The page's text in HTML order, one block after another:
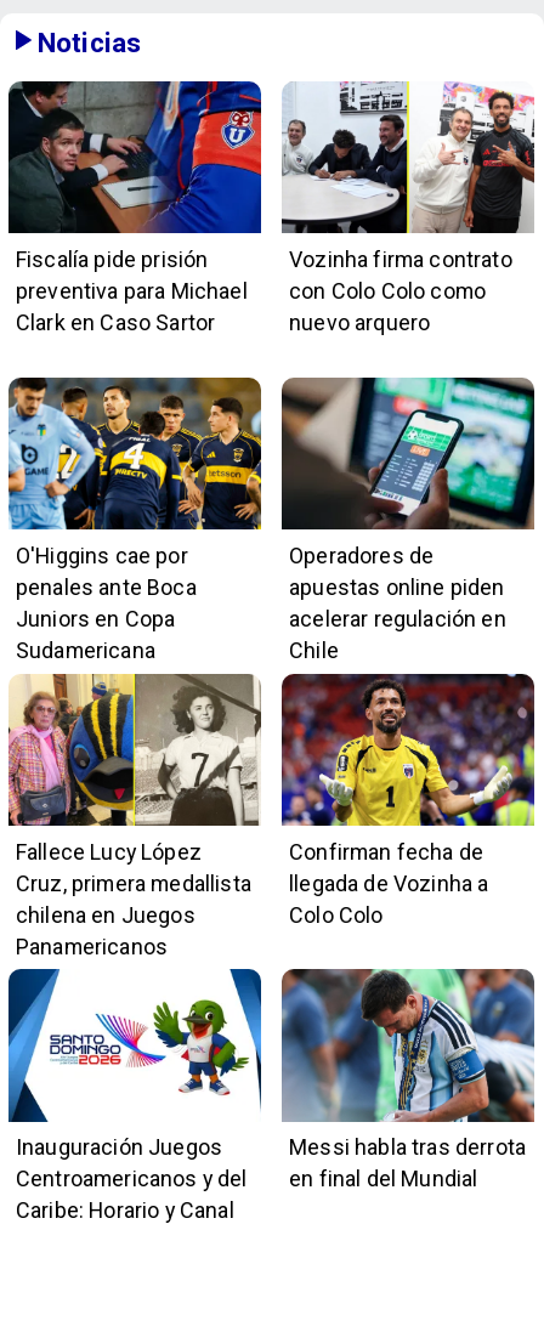
Noticias
Fiscalía pide prisión
preventiva para Michael
Clark en Caso Sartor
Vozinha firma contrato
con Colo Colo como
nuevo arquero
O'Higgins cae por
penales ante Boca
Juniors en Copa
Sudamericana
Operadores de
apuestas online piden
acelerar regulación en
Chile
Fallece Lucy López
Cruz, primera medallista
chilena en Juegos
Panamericanos
Confirman fecha de
llegada de Vozinha a
Colo Colo
Inauguración Juegos
Centroamericanos y del
Caribe: Horario y Canal
Messi habla tras derrota
en final del Mundial